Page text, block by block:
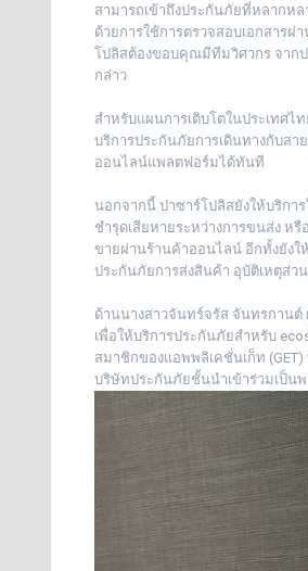
สามารถเข้าถึงประกันภัยที่หลากหล
ด้วยการใช้การตรวจสอบเอกสารผ่
โปลิสต้องขอบคุณมีทีมวิศวกร จาก
กล่าว
สำหรับแผนการเติบโตในประเทศ
บริการประกันภัยการเดินทางกับสา
ออนไลน์แพลตฟอร์มได้ทันที
นอกจากนี้ ปาซาร์โปลิสยังให้บริก
ชำรุดเสียหายระหว่างการขนส่ง ห
ขายผ่านร้านค้าออนไลน์ อีกทั้งยังใ
ประกันภัยการส่งสินค้า อุบัติเหตุส่ว
ด้านนางสาวจันทร์จรัส จันทรกานต์
เพื่อให้บริการประกันภัยสำหรับ
สมาชิกของแอพพลิเคชั่นเก็ท
บริษัทประกันภัยชั้นนำเข้าร่วมเป็น